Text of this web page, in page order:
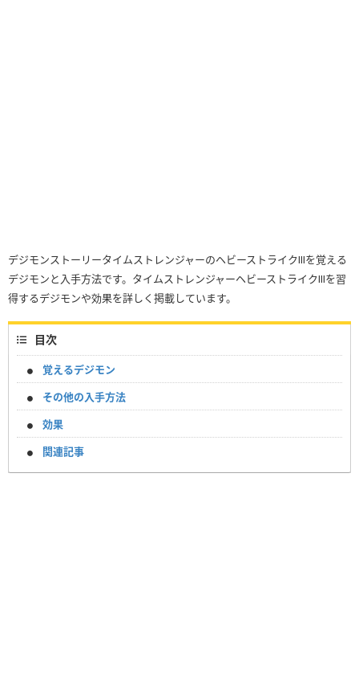
デジモンストーリータイムストレンジャーのヘビーストライクⅢを覚える
デジモンと入手方法です。タイムストレンジャーヘビーストライクⅢを習
得するデジモンや効果を詳しく掲載しています。
目次
覚えるデジモン
その他の入手方法
効果
関連記事